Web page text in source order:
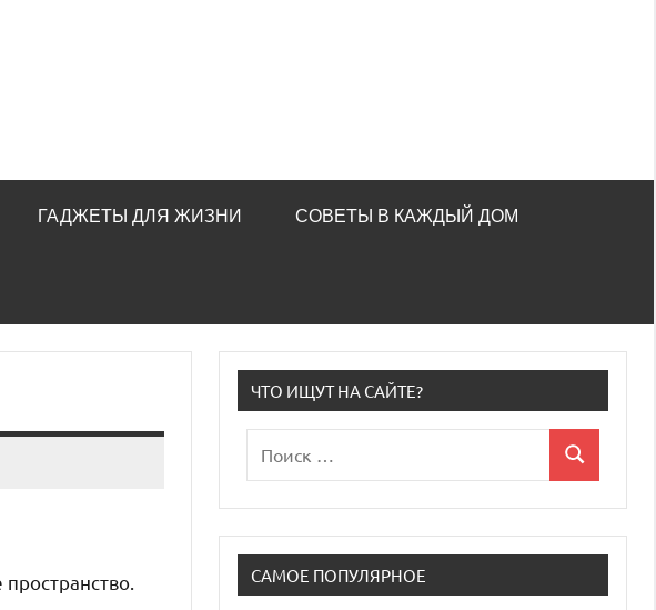
ГАДЖЕТЫ ДЛЯ ЖИЗНИ СОВЕТЫ В КАЖДЫЙ ДОМ
ЧТО ИЩУТ НА САЙТЕ?
для:
Поиск
САМОЕ ПОПУЛЯРНОЕ